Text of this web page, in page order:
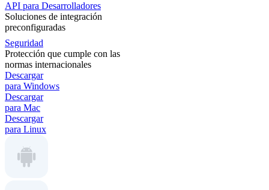
API para Desarrolladores
Soluciones de integración
preconfiguradas
Seguridad
Protección que cumple con las
normas internacionales
Descargar
para Windows
Descargar
para Mac
Descargar
para Linux